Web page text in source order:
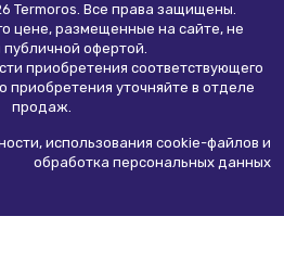
Termoros. Все права защищены.
цене, размещенные на сайте, не
публичной офертой.
приобретения соответствующего
приобретения уточняйте в отделе
продаж.
использования сookie-файлов и
обработка персональных данных